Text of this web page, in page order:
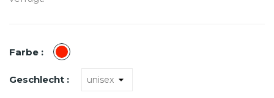
Farbe : Rot
Geschlecht :